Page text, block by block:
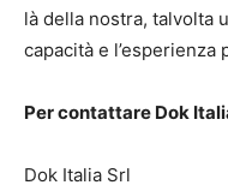
là della nostra, talvolta
capacità e l’esperienza
Per contattare Dok
Dok Italia Srl